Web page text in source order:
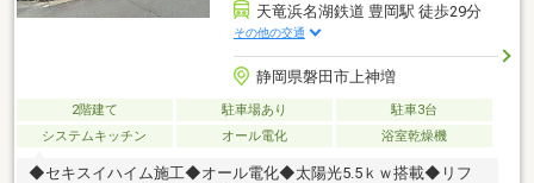
天竜浜名湖鉄道 豊岡駅 徒歩29分
その他の交通
静岡県磐田市上神増
2階建て 駐車場あり
駐車3台
システムキッチン
オール電化 浴室乾燥機
◆セキスイハイム施工◆オール電化◆太陽光5.5ｋｗ搭載◆リフ